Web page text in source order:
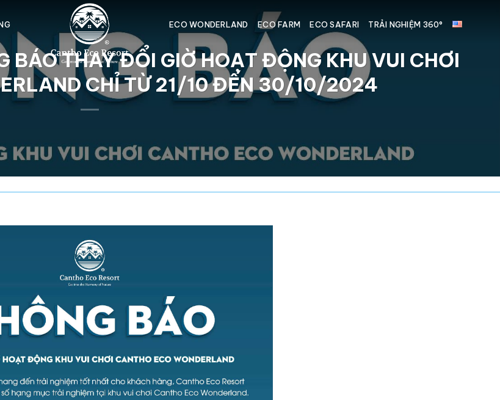
ECO WONDERLAND ECO FARM ECO SAFARI TRẢI NGHIỆM 360°
BÁO THAY ĐỔI GIỜ HOẠT ĐỘNG KHU VUI CHƠI
CHỈ TỪ 21/10 ĐẾN 30/10/2024